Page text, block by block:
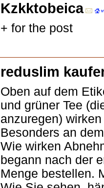
Kzkktobeica
+ for the post
reduslim
Oben auf dem
und grüner Tee
anzuregen)
Besonders an
Wie wirken
begann nach der
Menge bestellen.